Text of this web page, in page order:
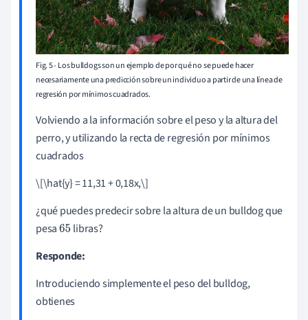
Fig. 5 - Los bulldogs son un ejemplo de por qué no se puede hacer
necesariamente una predicción sobre un individuo a partir de una línea de
regresión por mínimos cuadrados.
Volviendo a la información sobre el peso y la altura del
perro, y utilizando la recta de regresión por mínimos
cuadrados
\[\hat{y} = 11,31 + 0,18x,\]
¿qué puedes predecir sobre la altura de un bulldog que
pesa65 libras?
Responde:
Introduciendo simplemente el peso del bulldog,
obtienes